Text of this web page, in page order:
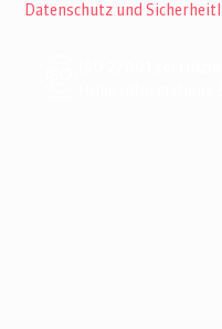
Datenschutz und Sicherheit